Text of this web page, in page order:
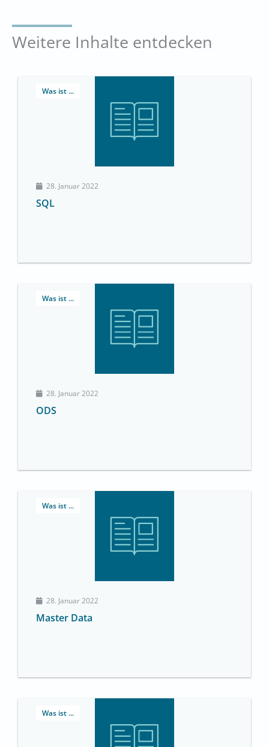
Weitere Inhalte entdecken
Was ist ...
28. Januar 2022
SQL
Was ist ...
28. Januar 2022
ODS
Was ist ...
28. Januar 2022
Master Data
Was ist ...